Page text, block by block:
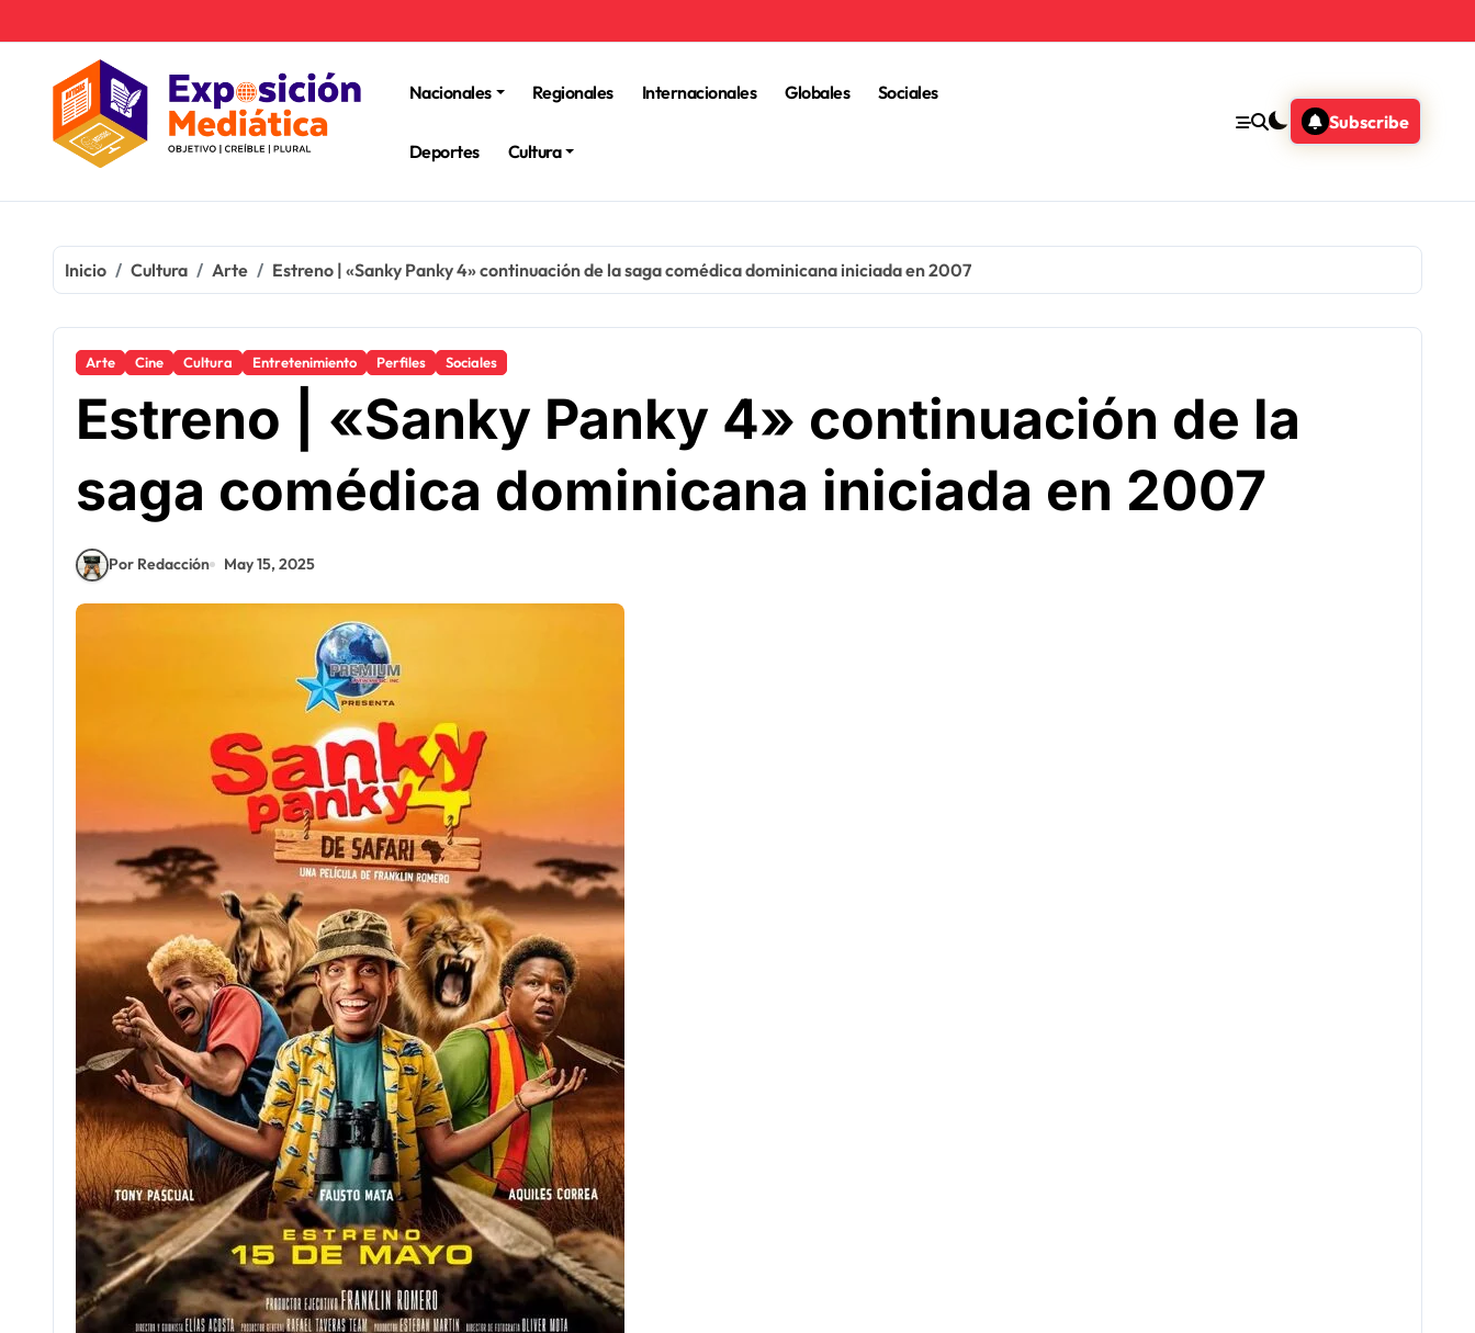
Nacionales
Regionales Internacionales Globales Sociales
Deportes Cultura
Subscribe
Inicio Cultura Arte Estreno | «Sanky Panky 4» continuación de la saga comédica dominicana iniciada en 2007
Arte Cine Cultura Entretenimiento Perfiles Sociales
Estreno | «Sanky Panky 4» continuación de la
saga comédica dominicana iniciada en 2007
Por Redacción May 15, 2025